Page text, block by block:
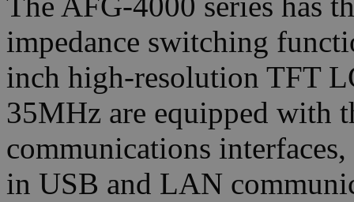
impedance switching
inch high-resolution TFT
35MHz are equipped with
communications
in USB and LAN